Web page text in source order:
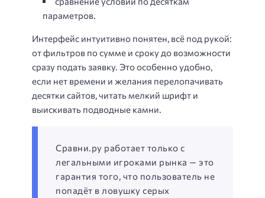
параметров.
Интерфейс интуитивно понятен, всё под рукой:
от фильтров по сумме и сроку до возможности
сразу подать заявку. Это особенно удобно,
если нет времени и желания перелопачивать
десятки сайтов, читать мелкий шрифт и
выискивать подводные камни.
Сравни.ру работает только с
легальными игроками рынка — это
гарантия того, что пользователь не
попадёт в ловушку серых